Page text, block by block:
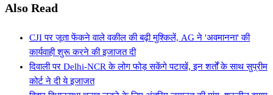
Also Read
CJI पर जूता फेंकने वाले वकील की बढ़ी मुश्किलें, AG ने 'अवमानना' की
कार्यवाही शुरू करने की इजाजत दी
दिवाली पर Delhi-NCR के लोग फोड़ सकेंगे पटाखें, इन शर्तों के साथ सुप्रीम
कोर्ट ने दी ये इजाजत